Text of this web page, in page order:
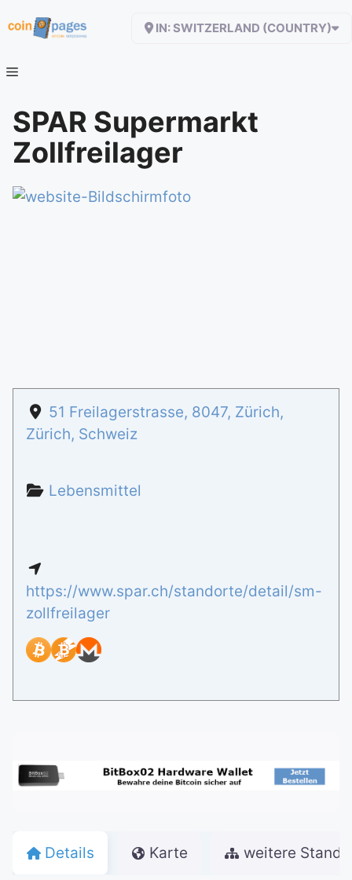
Inhalt
IN: SWITZERLAND (COUNTRY)
SPAR Supermarkt
Zollfreilager
51 Freilagerstrasse, 8047, Zürich,
Zürich, Schweiz
Lebensmittel
https://www.spar.ch/standorte/detail/sm-
zollfreilager
Details Karte weitere